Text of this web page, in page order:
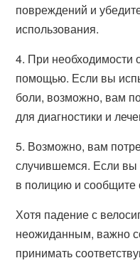
повреждений и
использования.
4. При необходимости
помощью. Если вы
боли, возможно, вам
для диагностики и
5. Возможно, вам
случившемся. Если вы
в полицию и сообщите
Хотя падение с
неожиданным, важно
принимать